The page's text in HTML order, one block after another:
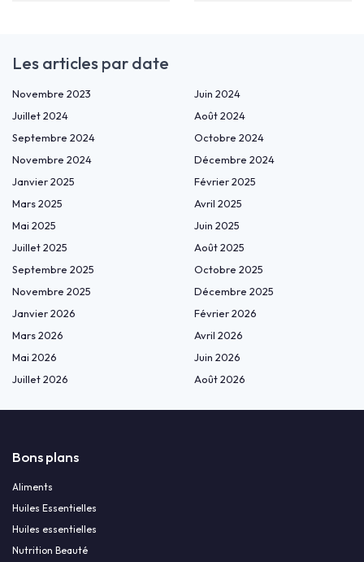
Les articles par date
Novembre 2023
Juin 2024
Juillet 2024
Août 2024
Septembre 2024
Octobre 2024
Novembre 2024
Décembre 2024
Janvier 2025
Février 2025
Mars 2025
Avril 2025
Mai 2025
Juin 2025
Juillet 2025
Août 2025
Septembre 2025
Octobre 2025
Novembre 2025
Décembre 2025
Janvier 2026
Février 2026
Mars 2026
Avril 2026
Mai 2026
Juin 2026
Juillet 2026
Août 2026
Bons plans
Aliments
Huiles Essentielles
Huiles essentielles
Nutrition Beauté